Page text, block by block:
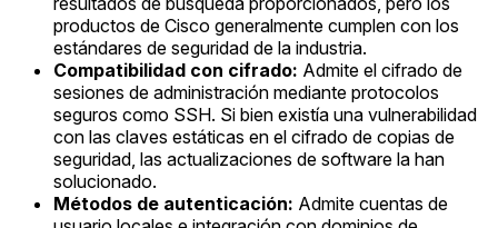
productos de Cisco generalmente cumplen con los
estándares de seguridad de la industria.
Compatibilidad con cifrado: Admite el cifrado de
sesiones de administración mediante protocolos
seguros como SSH. Si bien existía una vulnerabilidad
con las claves estáticas en el cifrado de copias de
seguridad, las actualizaciones de software la han
solucionado.
Métodos de autenticación: Admite cuentas de